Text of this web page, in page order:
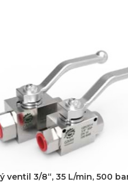
ventil 3/8“, 35 L/min, 500